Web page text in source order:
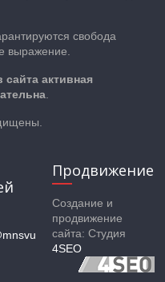
свобода
выражение.
активная
Продвижение
Создание и
продвижение
сайта: Студия
4SEO